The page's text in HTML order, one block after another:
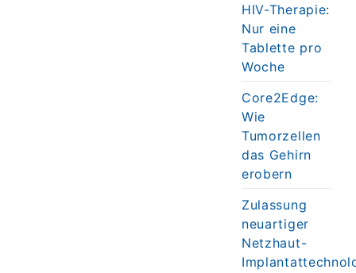
HIV-Therapie:
Nur eine
Tablette pro
Woche
Core2Edge:
Wie
Tumorzellen
das Gehirn
erobern
Zulassung
neuartiger
Netzhaut-